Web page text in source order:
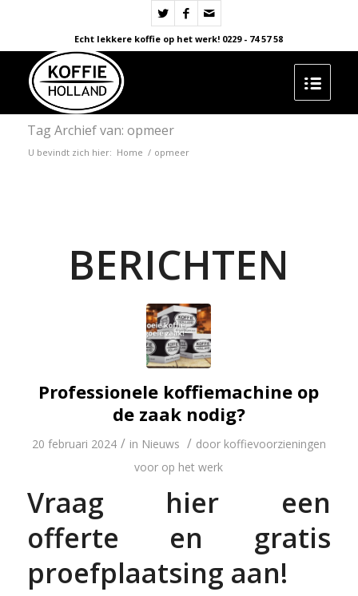
Echt lekkere koffie op het werk! 0229 - 74 57 58
Tag Archief van: opmeer
U bevindt zich hier: Home / opmeer
BERICHTEN
Professionele koffiemachine op
de zaak nodig?
20 februari 2024 / in Nieuws / door koffievoorzieningen
voor op het werk
Vraag hier een
offerte en gratis
proefplaatsing aan!